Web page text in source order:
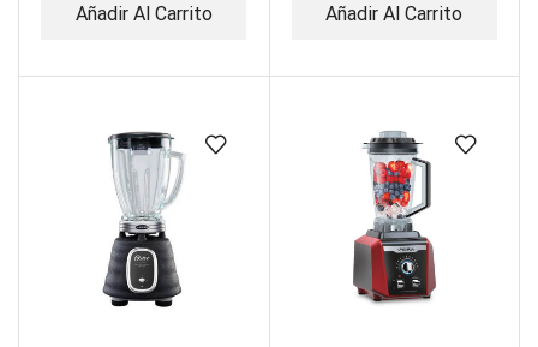
Añadir Al Carrito Añadir Al Carrito